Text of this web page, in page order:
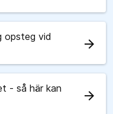
opsteg vid
arrow_forward
- så här kan
arrow_forward